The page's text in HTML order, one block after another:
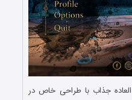
جذاب با طراحی خاص در